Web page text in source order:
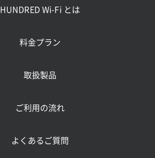
HUNDRED Wi-Fi とは
料金プラン
取扱製品
ご利用の流れ
よくあるご質問